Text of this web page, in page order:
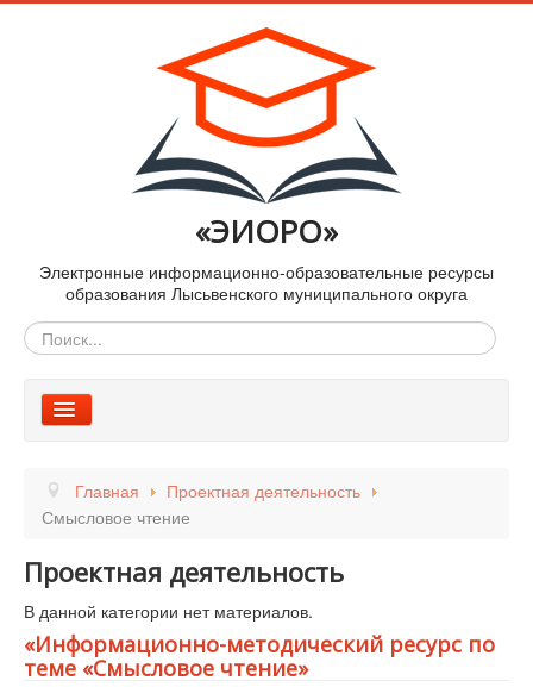
«ЭИОРО»
Электронные информационно-образовательные ресурсы
образования Лысьвенского муниципального округа
Искать...
Включить/
Методические материалы
Проектная деятельность
Социально-воспитательная работа
Узкие специалисты
Главная
Проектная деятельность
Смысловое чтение
Проектная деятельность
В данной категории нет материалов.
«Информационно-методический ресурс по
теме «Смысловое чтение»